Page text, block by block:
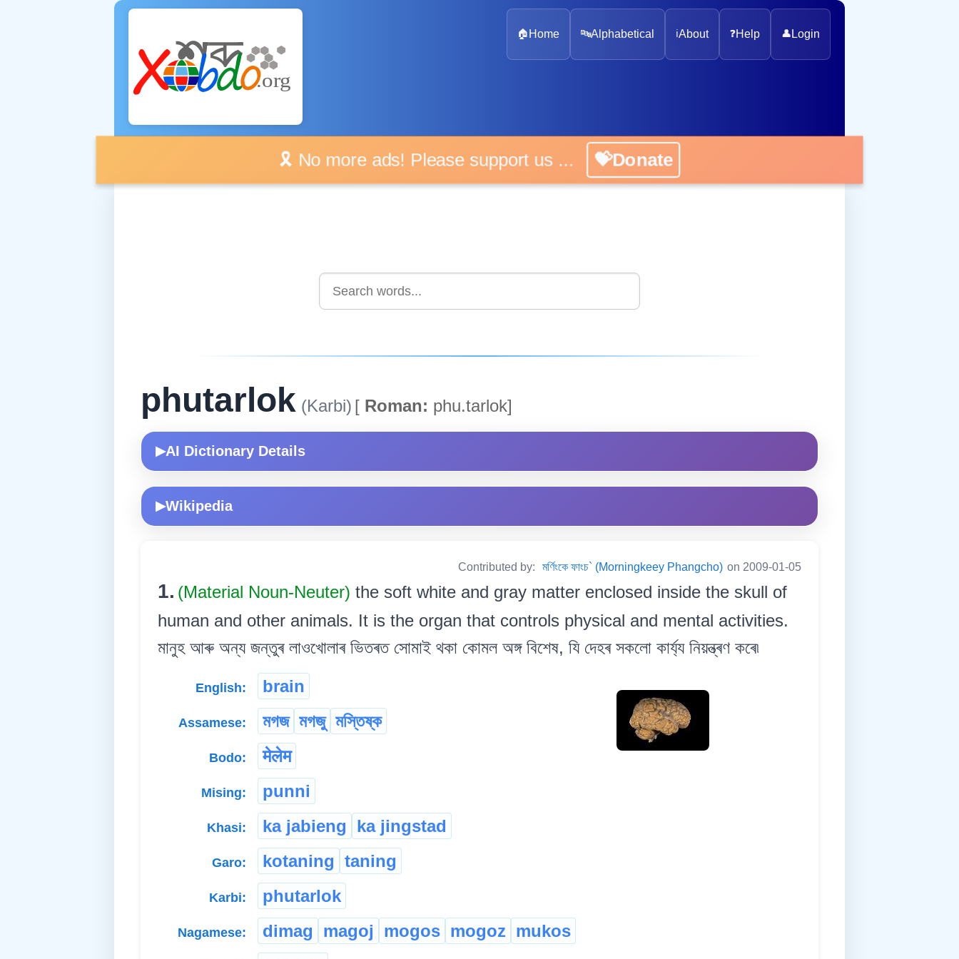
🏠 Home 🔤Alphabetical ℹ️About ❓Help 👤Login
🎗️ No more ads! Please support us ... 💝Donate
phutarlok (Karbi) [ Roman: phu.tarlok]
▶AI Dictionary Details
▶Wikipedia
Contributed by: মৰ্ণিংকে ফাংচ` (Morningkeey Phangcho) on 2009-01-05
1. (Material Noun-Neuter) the soft white and gray matter enclosed inside the skull of
human and other animals. It is the organ that controls physical and mental activities.
মানুহ আৰু অন্য জন্তুৰ লাওখোলাৰ ভিতৰত সোমাই থকা কোমল অঙ্গ বিশেষ, যি দেহৰ সকলো কাৰ্য্য নিয়ন্ত্ৰণ কৰে৷
English: brain
Assamese: মগজ মগজু মস্তিষ্ক
Bodo: मेलेम
Mising: punni
Khasi: ka jabieng ka jingstad
Garo: kotaning taning
Karbi: phutarlok
Nagamese: dimag magoj mogos mogoz mukos